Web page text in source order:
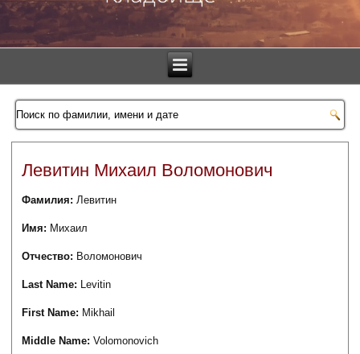
Левитин Михаил Воломонович
Фамилия:Левитин
Имя: Михаил
Отчество: Воломонович
Last Name: Levitin
First Name: Mikhail
Middle Name:Volomonovich